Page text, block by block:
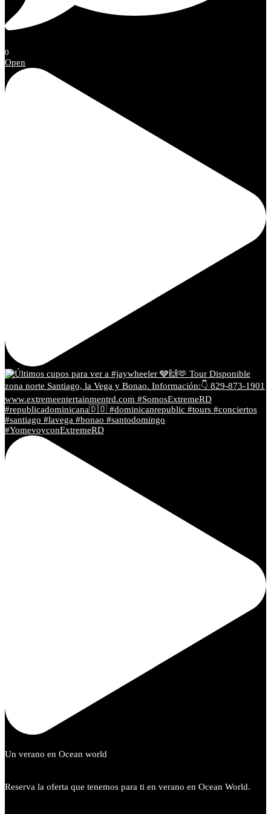
0
Open
Un verano en Ocean world
Reserva la oferta que tenemos para ti en verano en Ocean World.